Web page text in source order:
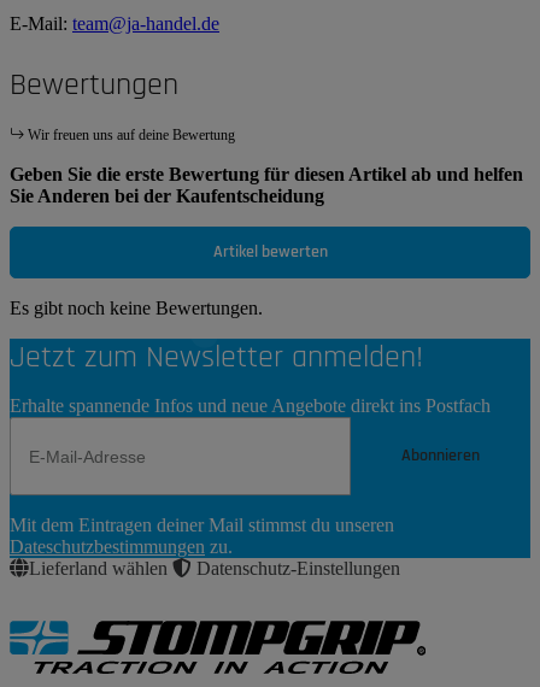
E-Mail: team@ja-handel.de
Bewertungen
Wir freuen uns auf deine Bewertung
Geben Sie die erste Bewertung für diesen Artikel ab und helfen
Sie Anderen bei der Kaufentscheidung
Artikel bewerten
Es gibt noch keine Bewertungen.
Jetzt zum Newsletter anmelden!
Erhalte spannende Infos und neue Angebote direkt ins Postfach
Abonnieren
Abonnieren
Mit dem Eintragen deiner Mail stimmst du unseren
Dateschutzbestimmungen zu.
Lieferland wählen
Datenschutz-Einstellungen